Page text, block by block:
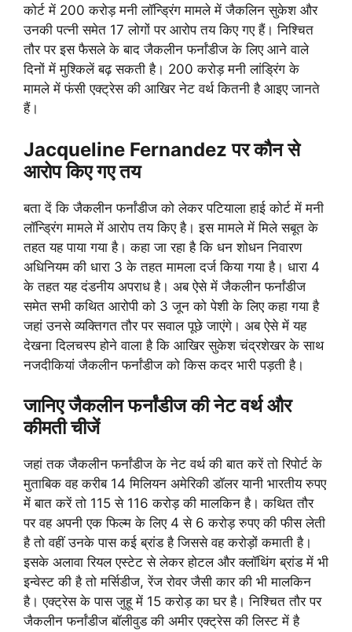
कोर्ट में 200 करोड़ मनी लॉन्ड्रिंग मामले में जैकलिन सुकेश और
उनकी पत्नी समेत 17 लोगों पर आरोप तय किए गए हैं। निश्चित
तौर पर इस फैसले के बाद जैकलीन फर्नांडीज के लिए आने वाले
दिनों में मुश्किलें बढ़ सकती है। 200 करोड़ मनी लांड्रिंग के
मामले में फंसी एक्ट्रेस की आखिर नेट वर्थ कितनी है आइए जानते
हैं।
Jacqueline Fernandez पर कौन से
आरोप किए गए तय
बता दें कि जैकलीन फर्नांडीज को लेकर पटियाला हाई कोर्ट में मनी
लॉन्ड्रिंग मामले में आरोप तय किए है। इस मामले में मिले सबूत के
तहत यह पाया गया है। कहा जा रहा है कि धन शोधन निवारण
अधिनियम की धारा 3 के तहत मामला दर्ज किया गया है। धारा 4
के तहत यह दंडनीय अपराध है। अब ऐसे में जैकलीन फर्नांडीज
समेत सभी कथित आरोपी को 3 जून को पेशी के लिए कहा गया है
जहां उनसे व्यक्तिगत तौर पर सवाल पूछे जाएंगे। अब ऐसे में यह
देखना दिलचस्प होने वाला है कि आखिर सुकेश चंद्रशेखर के साथ
नजदीकियां जैकलीन फर्नांडीज को किस कदर भारी पड़ती है।
जानिए जैकलीन फर्नांडीज की नेट वर्थ और
कीमती चीजें
जहां तक जैकलीन फर्नांडीज के नेट वर्थ की बात करें तो रिपोर्ट के
मुताबिक वह करीब 14 मिलियन अमेरिकी डॉलर यानी भारतीय रुपए
में बात करें तो 115 से 116 करोड़ की मालकिन है। कथित तौर
पर वह अपनी एक फिल्म के लिए 4 से 6 करोड़ रुपए की फीस लेती
है तो वहीं उनके पास कई ब्रांड है जिससे वह करोड़ों कमाती है।
इसके अलावा रियल एस्टेट से लेकर होटल और क्लॉथिंग ब्रांड में भी
इन्वेस्ट की है तो मर्सिडीज, रेंज रोवर जैसी कार की भी मालकिन
है। एक्ट्रेस के पास जुहू में 15 करोड़ का घर है। निश्चित तौर पर
जैकलीन फर्नांडीज बॉलीवुड की अमीर एक्ट्रेस की लिस्ट में है